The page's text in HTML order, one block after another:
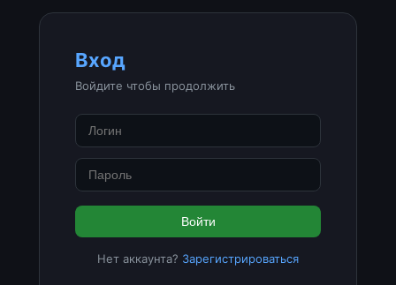
Вход
Войдите чтобы продолжить
Войти
Нет аккаунта? Зарегистрироваться